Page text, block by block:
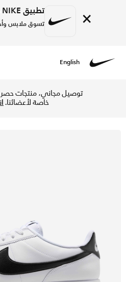
× تطبيق NIKE هنا!
تسوق ملابس
English
توصيل مجاني، منتجات
خاصة لأعضائنا.